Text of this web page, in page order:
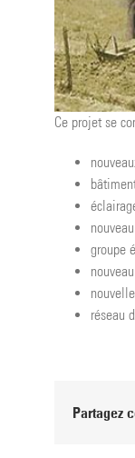
Ce projet se
groupe
réseau
Partagez